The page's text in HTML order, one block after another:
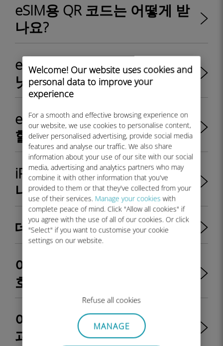
Welcome! Our website uses cookies and
personal data to improve your
experience
For a smooth and effective browsing experience on
our website, we use cookies to personalise content,
deliver personalised advertising, provide social media
features and analyse our traffic. We also share
information about your use of our site with our social
media, advertising and analytics partners who may
combine it with other information that you've
provided to them or that they've collected from your
use of their services. Manage your cookies with
complete peace of mind. Click "Allow all cookies" if
you agree with the use of all of our cookies. Or click
"Select" if you want to customise your cookie
settings on our website.
Refuse all cookies
MANAGE
eSIM용 QR 코드는 어떻게 받
나요?
eSIM이 물리적 SIM 카드보다
낫나요?
eSIM에서 실제 SIM으로 전환
할 수 있나요?
iPhone 11은 eSIM을 지원하
나요?
데이터를 절약하는 방법
어떤 삼성 디바이스가 eSIM과
호환되나요?
어떤 Nokia 디바이스가 eSIM
과 호환되나요?